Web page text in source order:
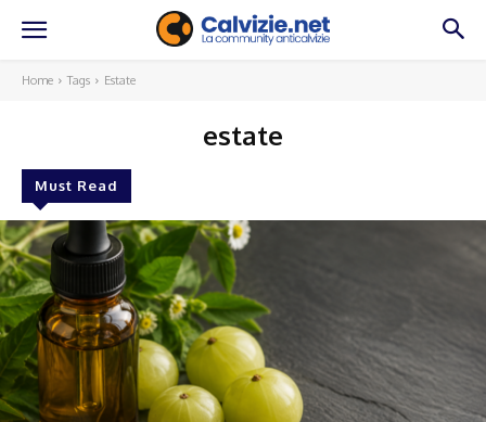
Home Tags Estate
estate
Must Read